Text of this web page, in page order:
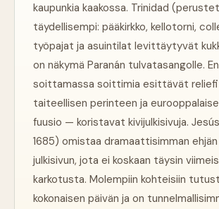
kaupunkia kaakossa. Trinidad
täydellisempi: pääkirkko, kellotorni,
työpajat ja asuintilat levittäytyvät
on näkymä Paranán tulvatasangolle.
soittamassa soittimia esittävät
taiteellisen perinteen ja
fuusio — koristavat kivijulkisivuja.
1685) omistaa dramaattisimman ehjän
julkisivun, jota ei koskaan täysin
karkotusta. Molempiin kohteisiin
kokonaisen päivän ja on